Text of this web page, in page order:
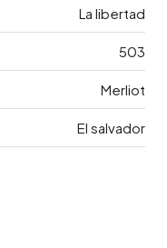
La libertad
503
Merliot
El salvador